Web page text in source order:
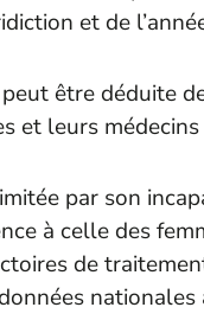
et de
être déduite
et leurs
par son
à celle des
de